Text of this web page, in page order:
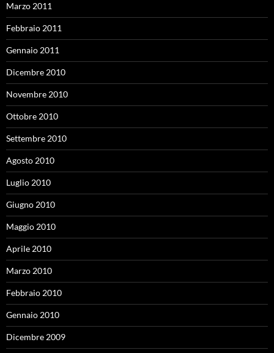
Marzo 2011
Febbraio 2011
Gennaio 2011
Dicembre 2010
Novembre 2010
Ottobre 2010
Settembre 2010
Agosto 2010
Luglio 2010
Giugno 2010
Maggio 2010
Aprile 2010
Marzo 2010
Febbraio 2010
Gennaio 2010
Dicembre 2009